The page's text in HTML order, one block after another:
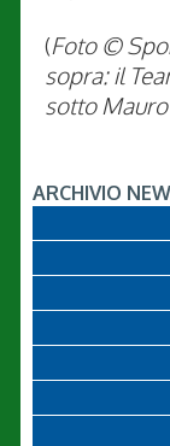
(Foto ©
sopra: il
sotto
ARCHIVIO